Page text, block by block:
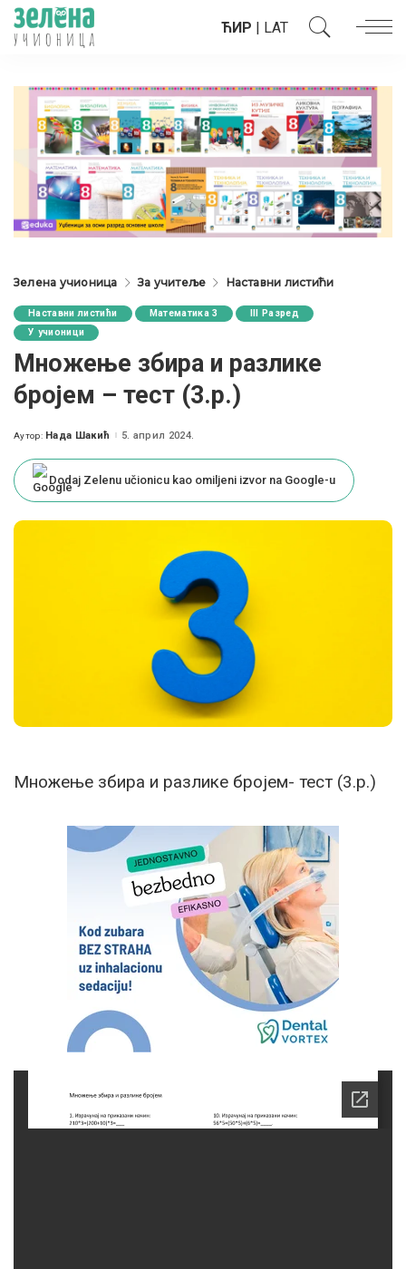
ЋИР | LAT
Зелена учионица За учитеље Наставни листићи
Наставни листићи Математика 3
III Разред
У учионици
Множење збира и разлике
бројем – тест (3.р.)
Posted
Аутор: Нада Шакић 5. април 2024.
Dodaj Zelenu učionicu kao omiljeni izvor na Google-u
Множење збира и разлике бројем- тест (3.р.)